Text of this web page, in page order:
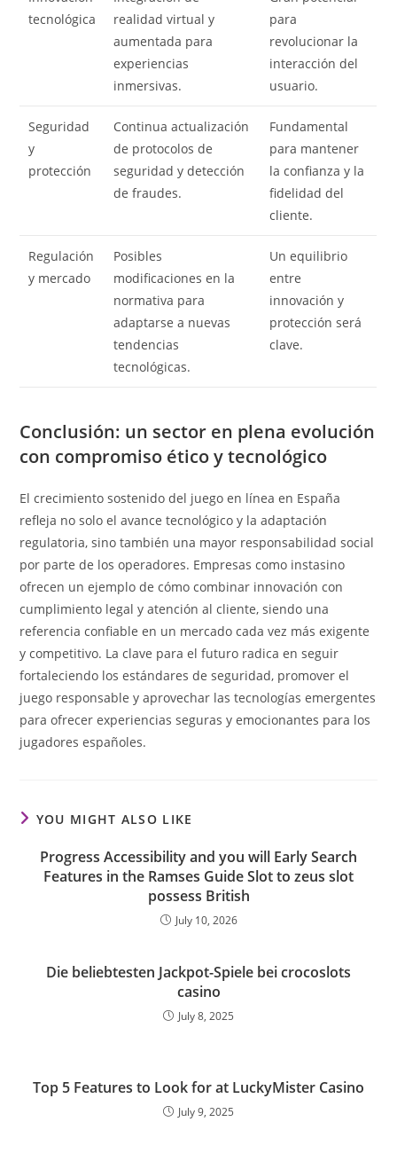
tecnológica
realidad virtual y
aumentada para
experiencias
inmersivas.
para
revolucionar la
interacción del
usuario.
Seguridad
y
protección
Continua actualización
de protocolos de
seguridad y detección
de fraudes.
Fundamental
para mantener
la confianza y la
fidelidad del
cliente.
Regulación
y mercado
Posibles
modificaciones en la
normativa para
adaptarse a nuevas
tendencias
tecnológicas.
Un equilibrio
entre
innovación y
protección será
clave.
Conclusión: un sector en plena evolución
con compromiso ético y tecnológico
El crecimiento sostenido del juego en línea en España
refleja no solo el avance tecnológico y la adaptación
regulatoria, sino también una mayor responsabilidad social
por parte de los operadores. Empresas como instasino
ofrecen un ejemplo de cómo combinar innovación con
cumplimiento legal y atención al cliente, siendo una
referencia confiable en un mercado cada vez más exigente
y competitivo. La clave para el futuro radica en seguir
fortaleciendo los estándares de seguridad, promover el
juego responsable y aprovechar las tecnologías emergentes
para ofrecer experiencias seguras y emocionantes para los
jugadores españoles.
YOU MIGHT ALSO LIKE
Progress Accessibility and you will Early Search
Features in the Ramses Guide Slot to zeus slot
possess British
July 10, 2026
Die beliebtesten Jackpot-Spiele bei crocoslots
casino
July 8, 2025
Top 5 Features to Look for at LuckyMister Casino
July 9, 2025